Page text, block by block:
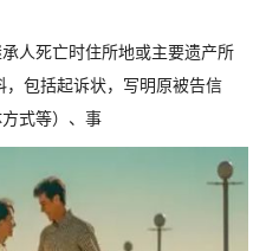
人死亡时住所地或主要遗产所
包括起诉状，写明原被告信
式等）、事